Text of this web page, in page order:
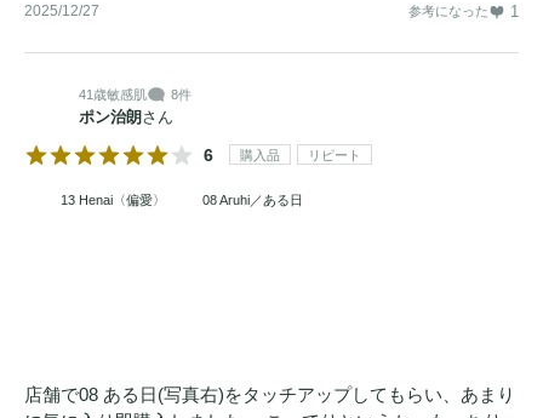
2025/12/27 参考になった 1
41歳敏感肌 8件
ポン治朗 さん
6 購入品 リピート
13 Henai〈偏愛〉 08 Aruhi／ある日
店舗で08 ある日(写真右)をタッチアップしてもらい、あまり